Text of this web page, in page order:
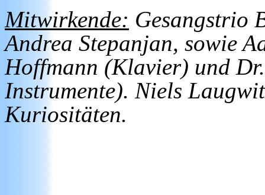
Mitwirkende: Gesangstrio
Andrea Stepanjan, sowie
Hoffmann (Klavier) und
Instrumente). Niels
Kuriositäten.